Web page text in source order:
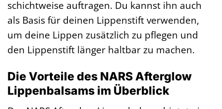
schichtweise auftragen. Du kannst ihn auch
als Basis für deinen Lippenstift verwenden,
um deine Lippen zusätzlich zu pflegen und
den Lippenstift länger haltbar zu machen.
Die Vorteile des NARS Afterglow
Lippenbalsams im Überblick